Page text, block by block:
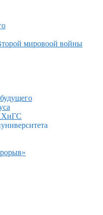
мировоой войны